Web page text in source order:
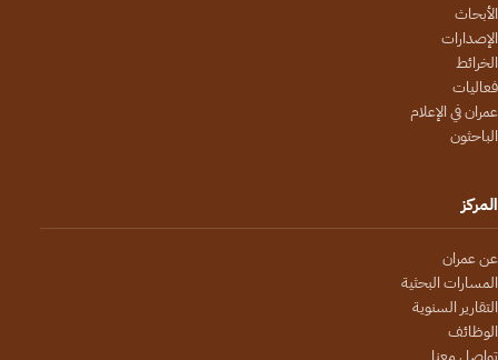
الأبحاث
الإصدارات
الخرائط
فعاليات
عمران في الإعلام
الباحثون
المركز
عن عمران
المسارات البحثية
التقارير السنوية
الوظائف